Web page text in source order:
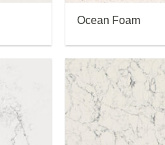
Ocean Foam